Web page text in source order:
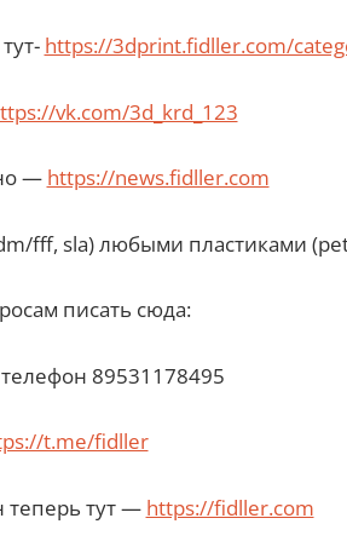
https://3dprint.fidller.com/
vk.com/3d_krd_123
— https://news.fidller.com
fff, sla) любыми пластиками
писать сюда:
89531178495
t.me/fidller
теперь тут — https://fidller.com